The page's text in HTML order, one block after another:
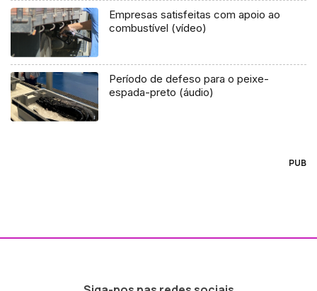
Empresas satisfeitas com apoio ao
combustível (vídeo)
Período de defeso para o peixe-
espada-preto (áudio)
PUB